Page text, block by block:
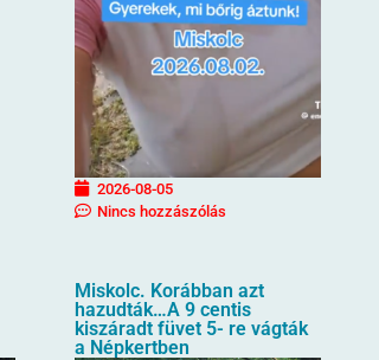
2026-08-05
Nincs hozzászólás
Miskolc. Korábban azt
hazudták…A 9 centis
kiszáradt füvet 5- re vágták
a Népkertben